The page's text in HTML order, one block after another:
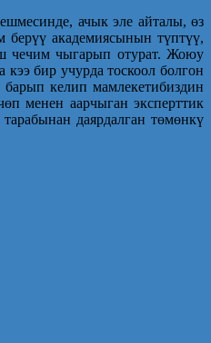
ачык эле айталы, өз
берүү академиясынын түптүү,
чечим чыгарып отурат. Жоюу
бир учурда тоскоол болгон
келип мамлекетибиздин
менен аарчыган эксперттик
даярдалган төмөнкү